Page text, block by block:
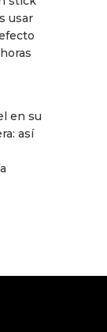
usar
en su
así